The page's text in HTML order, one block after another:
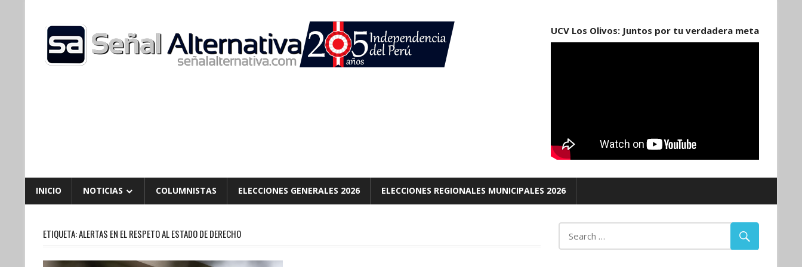
content
UCV Los Olivos: Juntos por tu verdadera meta
INICIO NOTICIAS COLUMNISTAS ELECCIONES GENERALES 2026 ELECCIONES REGIONALES MUNICIPALES 2026
ETIQUETA:ALERTAS EN EL RESPETO AL ESTADO DE DERECHO